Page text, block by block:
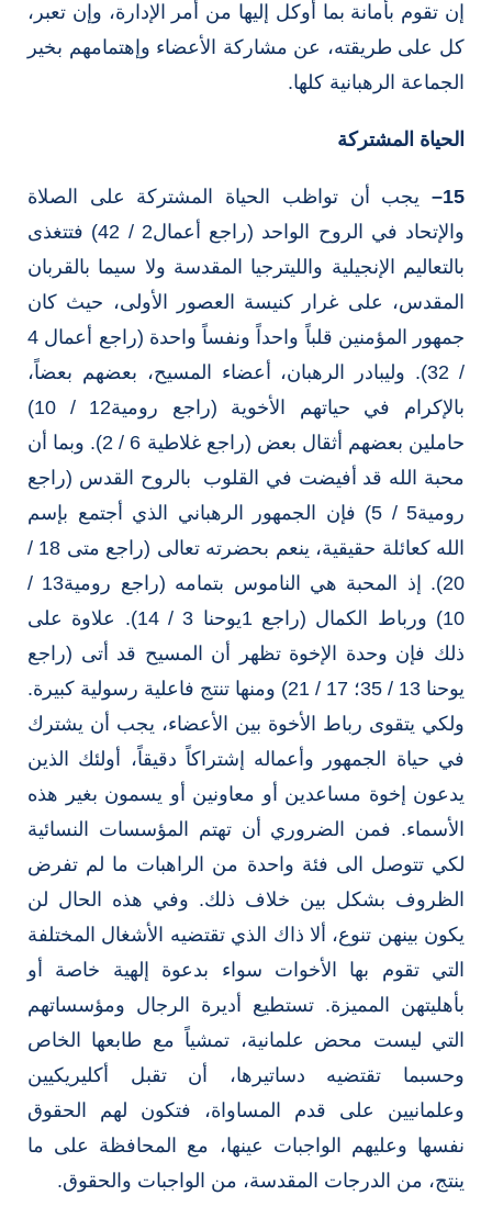
إن تقوم بأمانة بما أوكل إليها من أمر الإدارة، وإن تعبر،
كل على طريقته، عن مشاركة الأعضاء وإهتمامهم بخير
الجماعة الرهبانية كلها.
الحياة المشتركة
15
– يجب أن تواظب الحياة المشتركة على الصلاة
والإتحاد في الروح الواحد (راجع أعمال2 / 42) فتتغذى
بالتعاليم الإنجيلية والليترجيا المقدسة ولا سيما بالقربان
المقدس، على غرار كنيسة العصور الأولى، حيث كان
جمهور المؤمنين قلباً واحداً ونفساً واحدة (راجع أعمال 4
/ 32). وليبادر الرهبان، أعضاء المسيح، بعضهم بعضاً،
بالإكرام في حياتهم الأخوية (راجع رومية12 / 10)
حاملين بعضهم أثقال بعض (راجع غلاطية 6 / 2). وبما أن
محبة الله قد أفيضت في القلوب بالروح القدس (راجع
رومية5 / 5) فإن الجمهور الرهباني الذي أجتمع بإسم
الله كعائلة حقيقية، ينعم بحضرته تعالى (راجع متى 18 /
20). إذ المحبة هي الناموس بتمامه (راجع رومية13 /
10) ورباط الكمال (راجع 1يوحنا 3 / 14). علاوة على
ذلك فإن وحدة الإخوة تظهر أن المسيح قد أتى (راجع
يوحنا 13 / 35؛ 17 / 21) ومنها تنتج فاعلية رسولية كبيرة.
ولكي يتقوى رباط الأخوة بين الأعضاء، يجب أن يشترك
في حياة الجمهور وأعماله إشتراكاً دقيقاً، أولئك الذين
يدعون إخوة مساعدين أو معاونين أو يسمون بغير هذه
الأسماء. فمن الضروري أن تهتم المؤسسات النسائية
لكي تتوصل الى فئة واحدة من الراهبات ما لم تفرض
الظروف بشكل بين خلاف ذلك. وفي هذه الحال لن
يكون بينهن تنوع، ألا ذاك الذي تقتضيه الأشغال المختلفة
التي تقوم بها الأخوات سواء بدعوة إلهية خاصة أو
بأهليتهن المميزة. تستطيع أديرة الرجال ومؤسساتهم
التي ليست محض علمانية، تمشياً مع طابعها الخاص
وحسبما تقتضيه دساتيرها، أن تقبل أكليريكيين
وعلمانيين على قدم المساواة، فتكون لهم الحقوق
نفسها وعليهم الواجبات عينها، مع المحافظة على ما
ينتج، من الدرجات المقدسة، من الواجبات والحقوق.